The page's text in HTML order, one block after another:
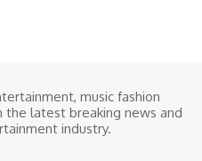
music fashion
latest breaking news and
industry.